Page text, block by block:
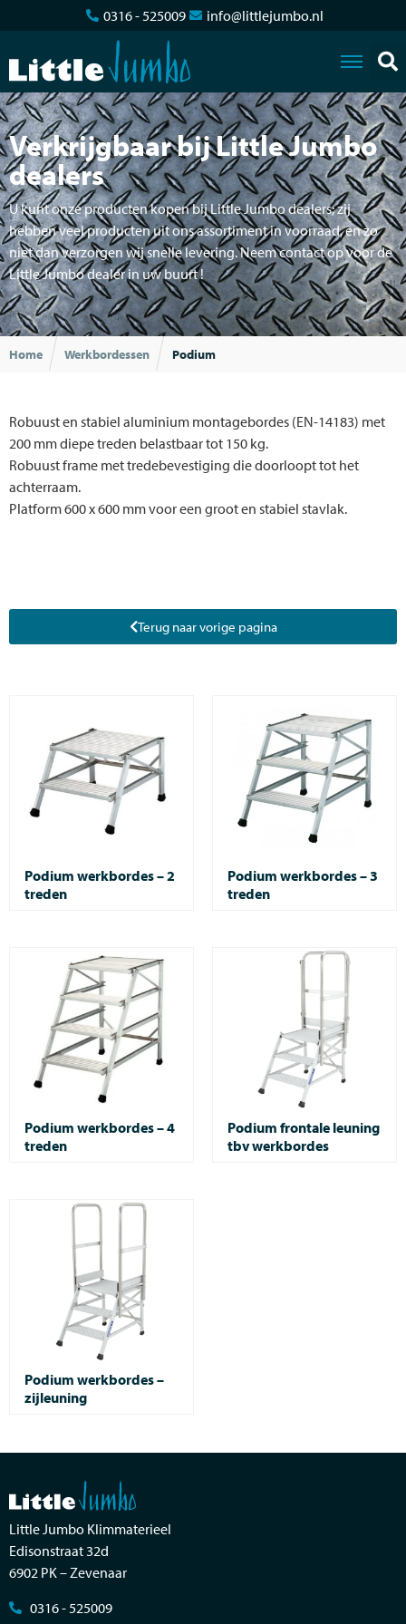
0316 - 525009 info@littlejumbo.nl
Verkrijgbaar bij Little Jumbo
dealers
U kunt onze producten kopen bij Little Jumbo dealers; zij
hebben veel producten uit ons assortiment in voorraad, en zo
niet dan verzorgen wij snelle levering. Neem contact op voor de
Little Jumbo dealer in uw buurt !
Home Werkbordessen Podium
Robuust en stabiel aluminium montagebordes (EN-14183) met
200 mm diepe treden belastbaar tot 150 kg.
Robuust frame met tredebevestiging die doorloopt tot het
achterraam.
Platform 600 x 600 mm voor een groot en stabiel stavlak.
Terug naar vorige pagina
Podium werkbordes – 2
treden
Podium werkbordes – 3
treden
Podium werkbordes – 4
treden
Podium frontale leuning
tbv werkbordes
Podium werkbordes –
zijleuning
Little Jumbo Klimmaterieel
Edisonstraat 32d
6902 PK – Zevenaar
0316 - 525009